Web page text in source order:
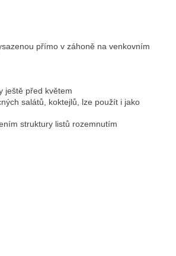
přímo v záhoně na venkovním
ještě před květem
salátů, koktejlů, lze použít i jako
struktury listů rozemnutím